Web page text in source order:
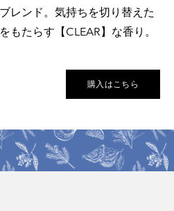
レンド。 気持ちを切り替えた
もたらす【CLEAR】な香り。
購入はこちら